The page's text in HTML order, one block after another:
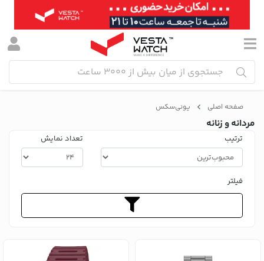
صفحه اصلی یونی‌سکس
مردانه و زنانه
ترتیب تعداد نمایش
فیلتر